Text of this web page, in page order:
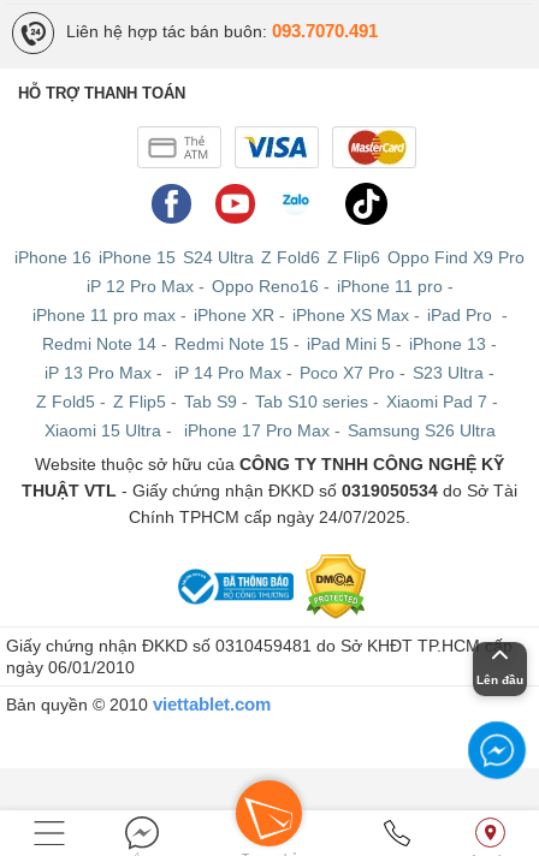
không biết nên mua con nào ngon bổ rẻ thì có thể tham khảo dòng
điện thoại này.
Nếu bạn vẫn đang lăn tăn chưa biết mua mẫu điện thoại nào vừa
rẻ vừa xịn thì có thể tham khảo dòng Samsung Galaxy A15 4G
(8GB - 128GB) tại Viettablet.com. Chắc chắn không làm bạn thất
Liên hệ hợp tác bán buôn: 093.7070.491
HỖ TRỢ THANH TOÁN
iPhone 16 iPhone 15 S24 Ultra Z Fold6 Z Flip6 Oppo Find X9 Pro
iP 12 Pro Max- Oppo Reno16 - iPhone 11 pro-
iPhone 11 pro max- iPhone XR - iPhone XS Max- iPad Pro -
Redmi Note 14 - Redmi Note 15 - iPad Mini 5 - iPhone 13 -
iP 13 Pro Max - iP 14 Pro Max - Poco X7 Pro - S23 Ultra -
Z Fold5 - Z Flip5 - Tab S9 - Tab S10 series - Xiaomi Pad 7 -
Xiaomi 15 Ultra - iPhone 17 Pro Max- Samsung S26 Ultra
Website thuộc sở hữu của CÔNG TY TNHH CÔNG NGHỆ KỸ
THUẬT VTL - Giấy chứng nhận ĐKKD số 0319050534 do Sở Tài
Chính TPHCM cấp ngày 24/07/2025.
Giấy chứng nhận ĐKKD số 0310459481 do Sở KHĐT TP.HCM cấp
ngày 06/01/2010
Bản quyền © 2010 viettablet.com
Lên đầu